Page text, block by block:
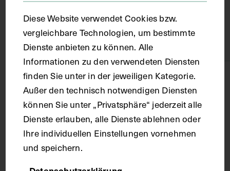
Papier
Technik
Druck
Maße
Diese Website verwendet Cookies bzw.
vergleichbare Technologien, um bestimmte
Dienste anbieten zu können. Alle
Informationen zu den verwendeten Diensten
finden Sie unter in der jeweiligen Kategorie.
Außer den technisch notwendigen Diensten
können Sie unter „Privatsphäre“ jederzeit alle
Dienste erlauben, alle Dienste ablehnen oder
Ihre individuellen Einstellungen vornehmen
und speichern.